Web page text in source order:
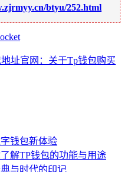
btyu/252.html
址官网：关于Tp钱包购买
钱包新体验
解TP钱包的功能与用途
与时代的印记